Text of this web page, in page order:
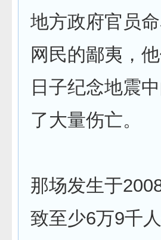
地方政府官员
网民的鄙夷，
日子纪念地震
了大量伤亡。
那场发生于
致至少6万9千